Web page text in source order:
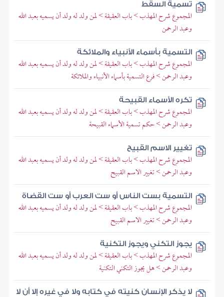
تسمية السقط
المجموع شرح المهذب > باب العقيقة > لمن ولد له ولد أن يسميه بعبد الله
وعبد الرحمن
التسمية بأسماء الأنبياء والملائكة
المجموع شرح المهذب > باب العقيقة > لمن ولد له ولد أن يسميه بعبد الله
وعبد الرحمن > فرع التسمية بأسماء الأنبياء والملائكة
تكره الأسماء القبيحة
المجموع شرح المهذب > باب العقيقة > لمن ولد له ولد أن يسميه بعبد الله
وعبد الرحمن > حكم تسمية الأسماء القبيحة
تغيير الاسم القبيح
المجموع شرح المهذب > باب العقيقة > لمن ولد له ولد أن يسميه بعبد الله
وعبد الرحمن > تغيير الاسم القبيح
التسمية بست الناس أو ست العرب أو ست القضاة
المجموع شرح المهذب > باب العقيقة > لمن ولد له ولد أن يسميه بعبد الله
وعبد الرحمن > تغيير الاسم القبيح
يجوز التكني ويجوز التكنية
المجموع شرح المهذب > باب العقيقة > لمن ولد له ولد أن يسميه بعبد الله
وعبد الرحمن > هل يجوز التكني التكنية
لا يذكر الإنسان كنيته في كتابه ولا في غيره إلا أن لا